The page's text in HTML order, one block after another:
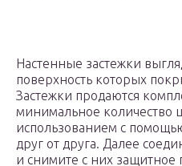
Настенные застежки
поверхность которых
Застежки продаются
минимальное количество
использованием с
друг от друга. Далее
и снимите с них